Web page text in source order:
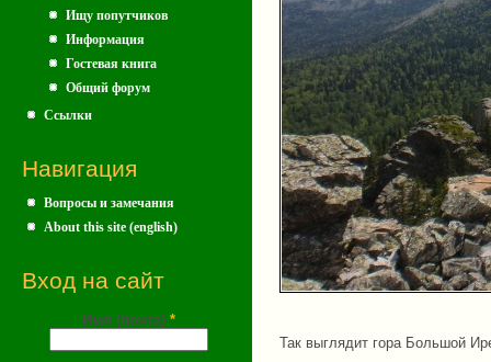
Ищу попутчиков
Информация
Гостевая книга
Общий форум
Ссылки
Навигация
Вопросы и замечания
About this site (english)
Вход на сайт
Имя (почта) *
Так выглядит гора Большой